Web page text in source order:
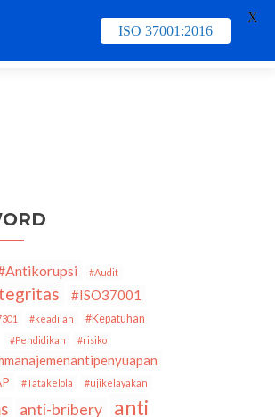
Training & Schedule
#Audit
#ISO37001
#keadilan #Kepatuhan
#Pendidikan #risiko
#Tatakelola #ujikelayakan
anti-bribery
anti
ISO 37001:2016
X